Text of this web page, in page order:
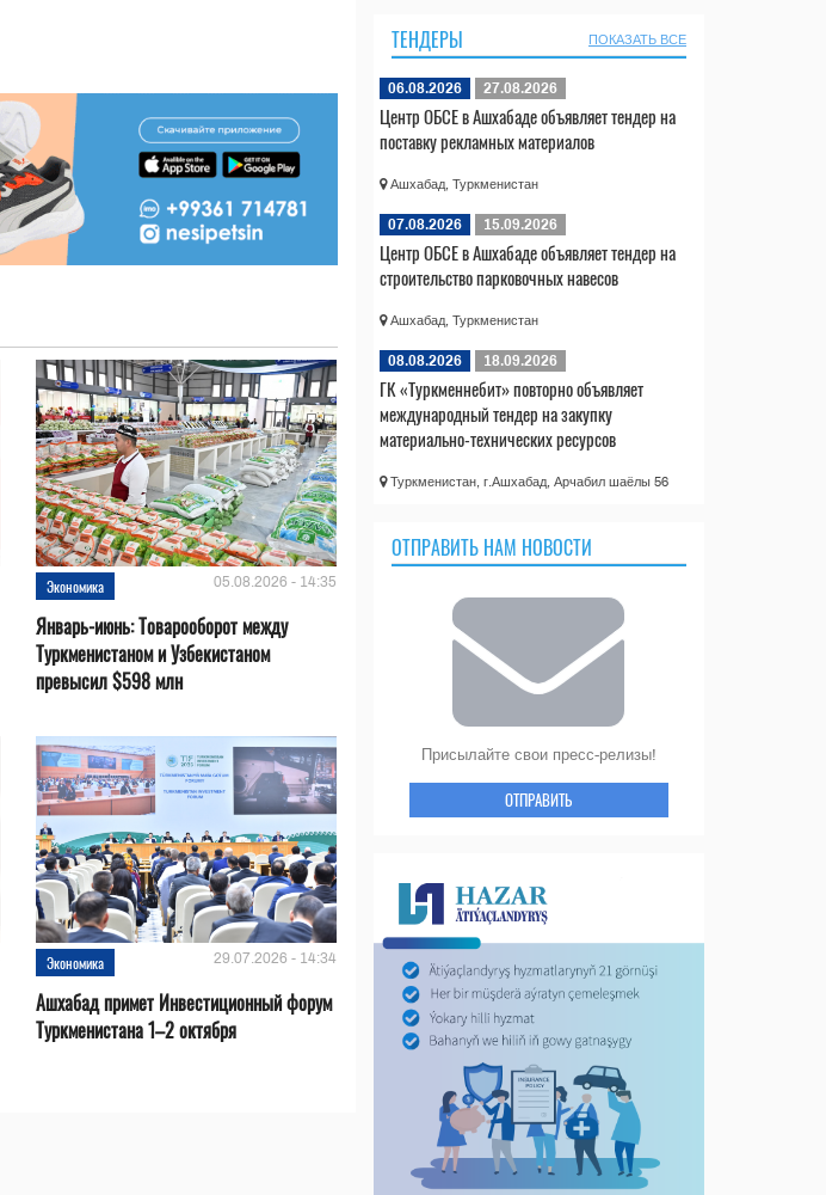
Экономика 05.08.2026 - 14:35
Январь-июнь: Товарооборот между
Туркменистаном и Узбекистаном
превысил $598 млн
Экономика 29.07.2026 - 14:34
Ашхабад примет Инвестиционный форум
Туркменистана 1–2 октября
ТЕНДЕРЫ ПОКАЗАТЬ ВСЕ
06.08.2026 27.08.2026
Центр ОБСЕ в Ашхабаде объявляет тендер на
поставку рекламных материалов
Ашхабад, Туркменистан
07.08.2026 15.09.2026
Центр ОБСЕ в Ашхабаде объявляет тендер на
строительство парковочных навесов
Ашхабад, Туркменистан
08.08.2026 18.09.2026
ГК «Туркменнебит» повторно объявляет
международный тендер на закупку
материально-технических ресурсов
Туркменистан, г.Ашхабад, Арчабил шаёлы 56
ОТПРАВИТЬ НАМ НОВОСТИ
Присылайте свои пресс-релизы!
ОТПРАВИТЬ